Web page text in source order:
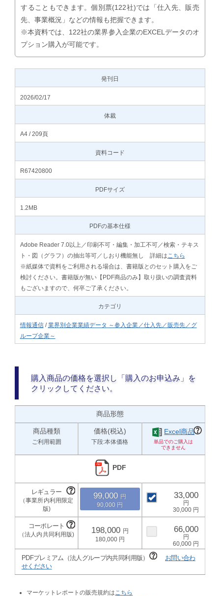
することもできます。個別票(122社)では「仕入先、販売
先、事業概況」などの情報も把握できます。
※本資料では、122社の業界参入企業のEXCELデータのオ
プション購入が可能です。
発刊日
2026/02/17
体裁
A4 / 209頁
資料コード
R67420800
PDFサイズ
1.2MB
PDFの基本仕様
Adobe Reader 7.0以上／印刷不可・編集・加工不可／検索・テキス
ト・図（グラフ）の抽出等可／しおり機能無し 詳細は こちら
※紙媒体で資料をご利用される場合は、書籍版とのセット購入をご
検討ください。書籍版が無い【PDF商品のみ】取り扱いの調査資料
もございますので、何卒ご了承ください。
カテゴリ
情報通信/業界別企業業績データ ～参入企業／仕入先／販売先／グ
ループ企業～
購入商品の価格を選択し「購入のお申込み」を
クリックしてください。
商品形態
商品種類
ご利用範囲
価格(税込)
下段:本体価格
Excel商品
PDF
99,000
90,000
33,000
30,000
198,000
180,000
66,000
60,000
PDFプレミアム（法人グループ内共同利用版）
お問い合わ
せください
マーケットレポートの販売規約は こちら